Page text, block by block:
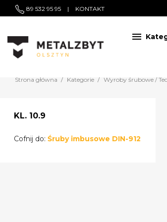
89 532 95 95 | KONTAKT

Strona główna Kategorie Wyroby śrubowe /
KL. 10.9
Cofnij do: Śruby imbusowe DIN-912